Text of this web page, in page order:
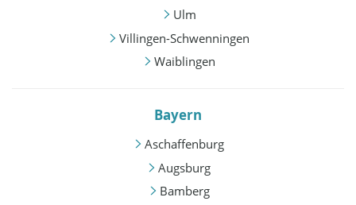
Ulm
Villingen-Schwenningen
Waiblingen
Bayern
Aschaffenburg
Augsburg
Bamberg